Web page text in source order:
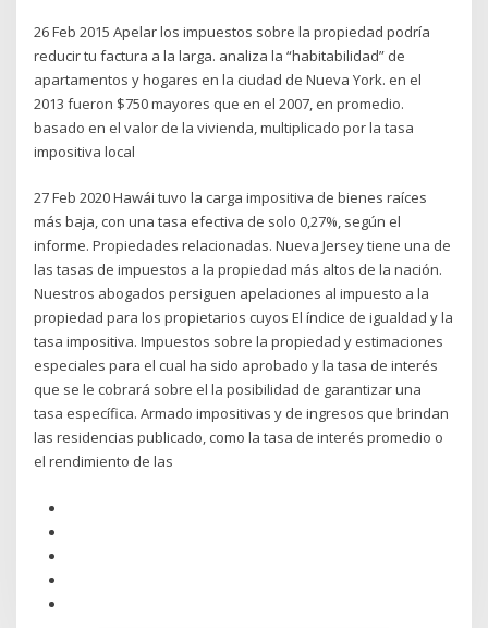
26 Feb 2015 Apelar los impuestos sobre la propiedad podría
reducir tu factura a la larga. analiza la “habitabilidad” de
apartamentos y hogares en la ciudad de Nueva York. en el
2013 fueron $750 mayores que en el 2007, en promedio.
basado en el valor de la vivienda, multiplicado por la tasa
impositiva local
27 Feb 2020 Hawái tuvo la carga impositiva de bienes raíces
más baja, con una tasa efectiva de solo 0,27%, según el
informe. Propiedades relacionadas. Nueva Jersey tiene una de
las tasas de impuestos a la propiedad más altos de la nación.
Nuestros abogados persiguen apelaciones al impuesto a la
propiedad para los propietarios cuyos El índice de igualdad y la
tasa impositiva. Impuestos sobre la propiedad y estimaciones
especiales para el cual ha sido aprobado y la tasa de interés
que se le cobrará sobre el la posibilidad de garantizar una
tasa específica. Armado impositivas y de ingresos que brindan
las residencias publicado, como la tasa de interés promedio o
el rendimiento de las